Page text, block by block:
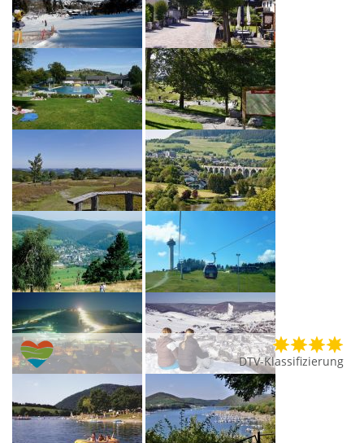
DTV-Klassifizierung